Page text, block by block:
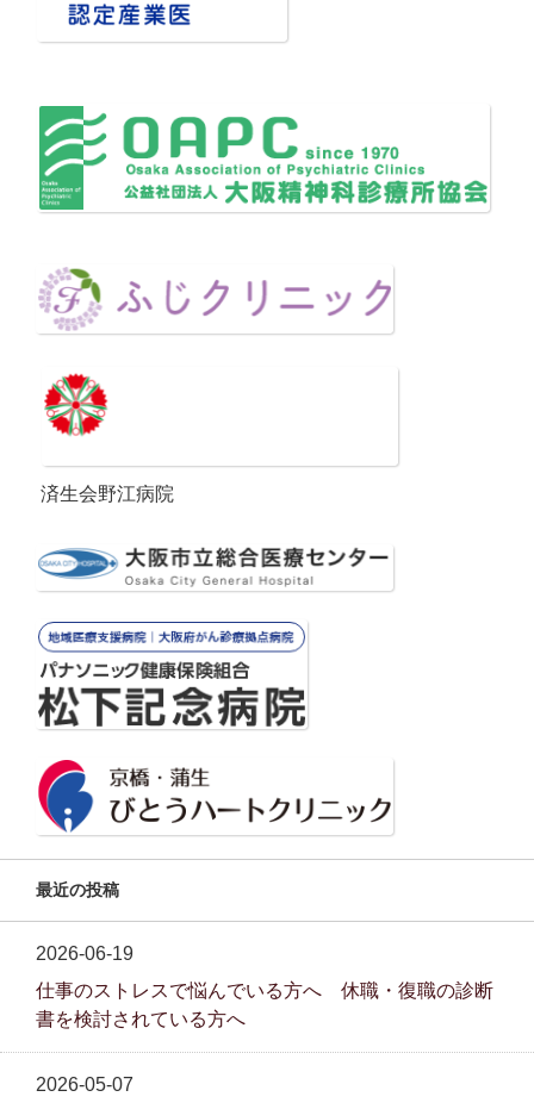
済生会野江病院
最近の投稿
2026-06-19
仕事のストレスで悩んでいる方へ 休職・復職の診断
書を検討されている方へ
2026-05-07